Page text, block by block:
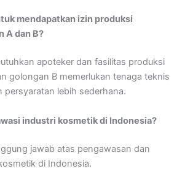
mendapatkan izin produksi
A dan B?
apoteker dan fasilitas produksi
golongan B memerlukan tenaga teknis
persyaratan lebih sederhana.
industri kosmetik di Indonesia?
jawab atas pengawasan dan
di Indonesia.